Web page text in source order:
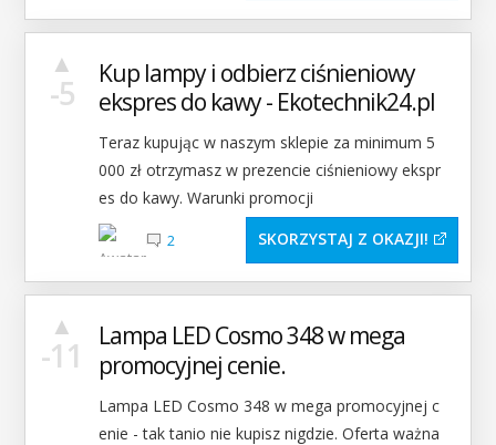
-5
▲
Kup lampy i odbierz ciśnieniowy
ekspres do kawy - Ekotechnik24.pl
Teraz kupując w naszym sklepie za minimum 5
000 zł otrzymasz w prezencie ciśnieniowy ekspr
es do kawy. Warunki promocji
2 SKORZYSTAJ Z OKAZJI
-11
▲
Lampa LED Cosmo 348 w mega
promocyjnej cenie.
Lampa LED Cosmo 348 w mega promocyjnej c
enie - tak tanio nie kupisz nigdzie. Oferta ważna